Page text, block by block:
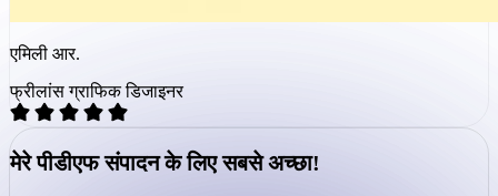
एमिली आर.
फ्रीलांस ग्राफिक डिजाइनर
मेरे पीडीएफ संपादन के लिए सबसे अच्छा!